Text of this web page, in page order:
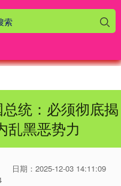
统：必须彻底揭
乱黑恶势力
日期：2025-12-03 14:11:09